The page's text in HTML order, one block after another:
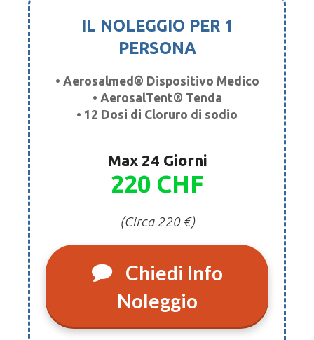
IL NOLEGGIO PER 1
PERSONA
• Aerosalmed® Dispositivo Medico
• AerosalTent® Tenda
• 12 Dosi di Cloruro di sodio
Max 24 Giorni
220 CHF
(Circa 220 €)
Chiedi Info
Noleggio